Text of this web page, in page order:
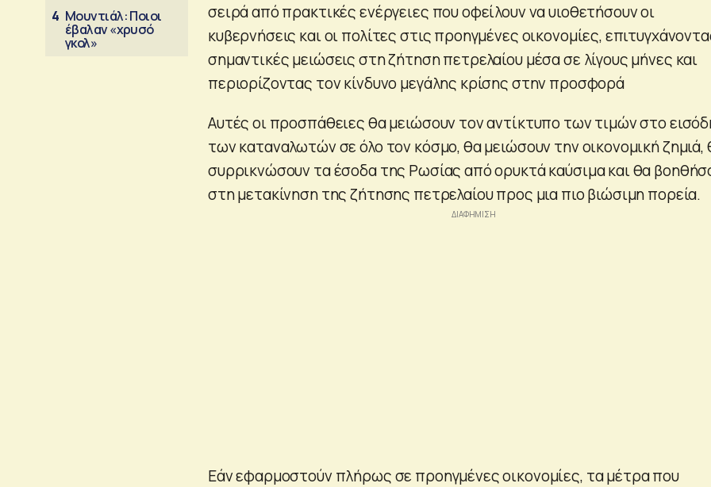
4 Μουντιάλ: Ποιοι
έβαλαν «χρυσό
γκολ»
σειρά από πρακτικές ενέργειες που οφείλουν να υιοθετήσουν οι
κυβερνήσεις και οι πολίτες στις προηγμένες οικονομίες,
σημαντικές μειώσεις στη ζήτηση πετρελαίου μέσα σε λίγους μήνες και
περιορίζοντας τον κίνδυνο μεγάλης κρίσης στην προσφορά
Αυτές οι προσπάθειες θα μειώσουν τον αντίκτυπο των τιμών στο
των καταναλωτών σε όλο τον κόσμο, θα μειώσουν την οικονομική ζημιά,
συρρικνώσουν τα έσοδα της Ρωσίας από ορυκτά καύσιμα και θα
στη μετακίνηση της ζήτησης πετρελαίου προς μια πιο βιώσιμη πορεία.
Εάν εφαρμοστούν πλήρως σε προηγμένες οικονομίες, τα μέτρα που